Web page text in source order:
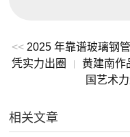
<< 2025 年靠谱玻璃钢
凭实力出圈
|
黄建南作
国艺术
相关文章